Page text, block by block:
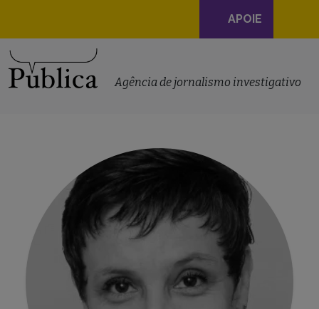
Navegação
principal
APOIE
Agência de jornalismo investigativo